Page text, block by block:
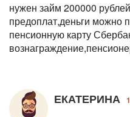
нужен займ 200000
предоплат,деньги можно
пенсионную карту
ЕКАТЕРИНА